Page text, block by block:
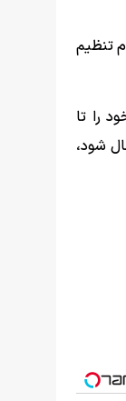
تنظیم
را تا
شود،